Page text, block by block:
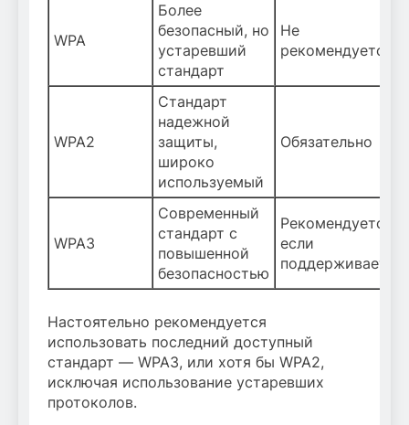
WPA
Более
безопасный, но
устаревший
стандарт
Не
рекомендуется
WPA2
Стандарт
надежной
защиты,
широко
используемый
Обязательно
WPA3
Современный
стандарт с
повышенной
безопасностью
Рекомендуется,
если
поддерживается
Настоятельно рекомендуется
использовать последний доступный
стандарт — WPA3, или хотя бы WPA2,
исключая использование устаревших
протоколов.